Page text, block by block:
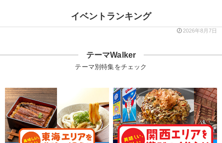
イベントランキング
2026年8月7日
テーマWalker
テーマ別特集をチェック